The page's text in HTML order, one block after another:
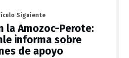
Siguiente
la Amozoc-Perote:
informa sobre
de apoyo